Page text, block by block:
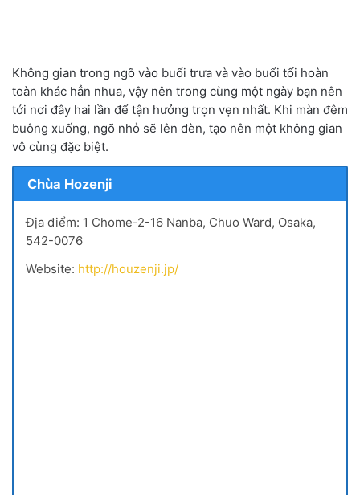
Không gian trong ngõ vào buổi trưa và vào buổi tối hoàn
toàn khác hẳn nhua, vậy nên trong cùng một ngày bạn nên
tới nơi đây hai lần để tận hưởng trọn vẹn nhất. Khi màn đêm
buông xuống, ngõ nhỏ sẽ lên đèn, tạo nên một không gian
vô cùng đặc biệt.
Chùa Hozenji
Địa điểm: 1 Chome-2-16 Nanba, Chuo Ward, Osaka,
542-0076
Website: http://houzenji.jp/